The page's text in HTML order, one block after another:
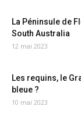
La Péninsule de
South Australia
12 mai 2023
Les requins, le
bleue ?
10 mai 2023